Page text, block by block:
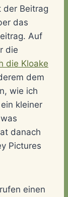
Beitrag
das
Auf
die
die Kloake
dem
wie ich
kleiner
danach
Pictures
einen